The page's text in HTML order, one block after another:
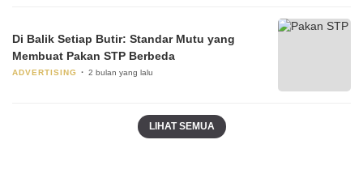
Di Balik Setiap Butir: Standar Mutu yang
Membuat Pakan STP Berbeda
ADVERTISING 2 bulan yang lalu
LIHAT SEMUA